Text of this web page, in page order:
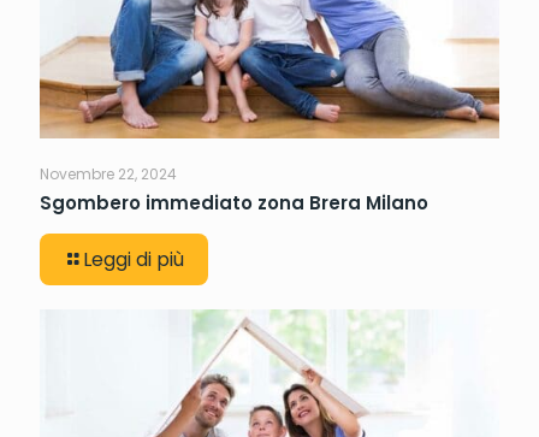
Novembre 22, 2024
Sgombero immediato zona Brera Milano
Leggi di più